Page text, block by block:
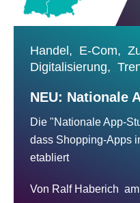
Handel, E-Com,
Digitalisierung,
NEU: Nationale
Die "Nationale App-
dass Shopping-Apps
etabliert
Von Ralf Haberich am